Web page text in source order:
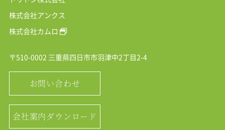
株式会社アンクス
株式会社カムロ
〒510-0002 三重県四日市市羽津中2丁目2-4
お問い合わせ
会社案内ダウンロード